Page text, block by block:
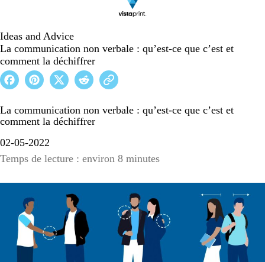
Ideas and Advice
La communication non verbale : qu’est-ce que c’est et
comment la déchiffrer
La communication non verbale : qu’est-ce que c’est et
comment la déchiffrer
02-05-2022
Temps de lecture : environ 8 minutes